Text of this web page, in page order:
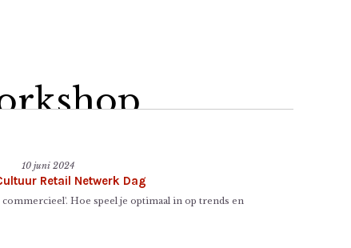
voor
10 juni 2024
Retail Netwerk Dag
commercieel'. Hoe speel je optimaal in op trends en